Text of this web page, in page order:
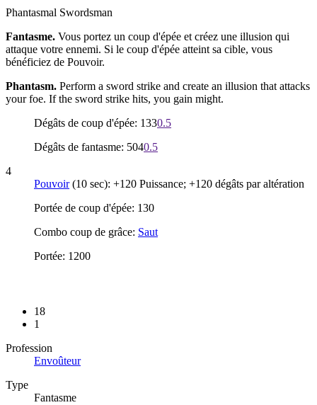
Phantasmal Swordsman
Fantasme. Vous portez un coup d'épée et créez une illusion qui
attaque votre ennemi. Si le coup d'épée atteint sa cible, vous
bénéficiez de Pouvoir.
Phantasm. Perform a sword strike and create an illusion that attacks
your foe. If the sword strike hits, you gain might.
Dégâts de coup d'épée: 1330.5
Dégâts de fantasme: 5040.5
4
Pouvoir(10 sec): +120 Puissance; +120 dégâts par altération
Portée de coup d'épée: 130
Combo coup de grâce: Saut
Portée: 1200
18
1
Profession
Envoûteur
Type
Fantasme